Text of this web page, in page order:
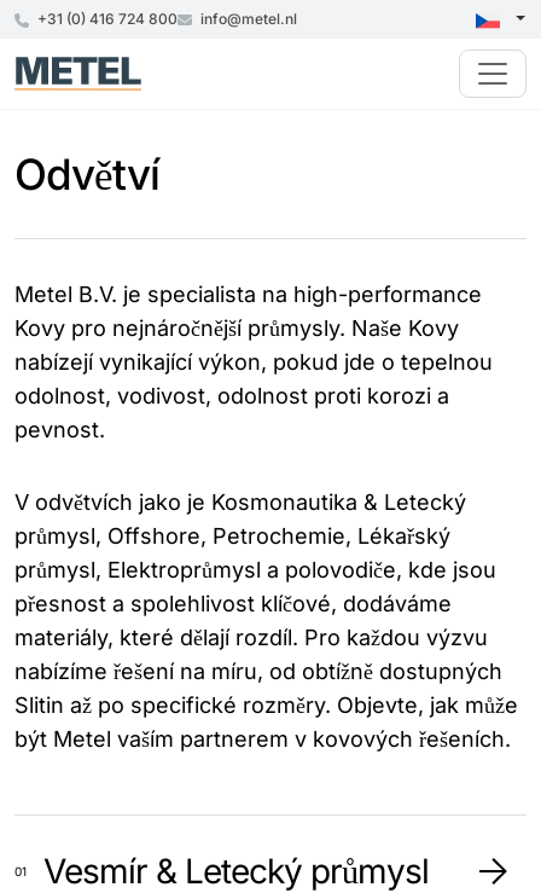
+31 (0) 416 724 800 info@metel.nl
Odvětví
Metel B.V. je specialista na high-performance
Kovy pro nejnáročnější průmysly. Naše Kovy
nabízejí vynikající výkon, pokud jde o tepelnou
odolnost, vodivost, odolnost proti korozi a
pevnost.
V odvětvích jako je Kosmonautika & Letecký
průmysl, Offshore, Petrochemie, Lékařský
průmysl, Elektroprůmysl a polovodiče, kde jsou
přesnost a spolehlivost klíčové, dodáváme
materiály, které dělají rozdíl. Pro každou výzvu
nabízíme řešení na míru, od obtížně dostupných
Slitin až po specifické rozměry. Objevte, jak může
být Metel vaším partnerem v kovových řešeních.
Vesmír & Letecký průmysl